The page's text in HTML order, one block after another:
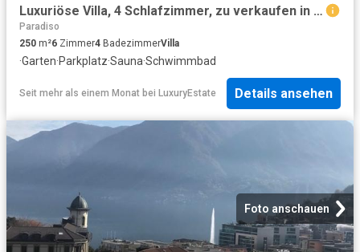
Luxuriöse Villa, 4 Schlafzimmer, zu verkaufen in Montagnola, Tessin
Paradiso
250 m²6 Zimmer4 BadezimmerVilla
·Garten·Parkplatz·Sauna·Schwimmbad
Seit mehr als einem Monat bei LuxuryEstate Details ansehen
Foto anschauen